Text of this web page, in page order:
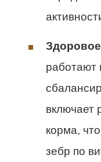
работают
включает
корма,
зебр по